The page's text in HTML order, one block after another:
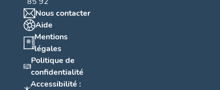
Nous contacter
Aide
Mentions
légales
Politique de
confidentialité
Accessibilité :